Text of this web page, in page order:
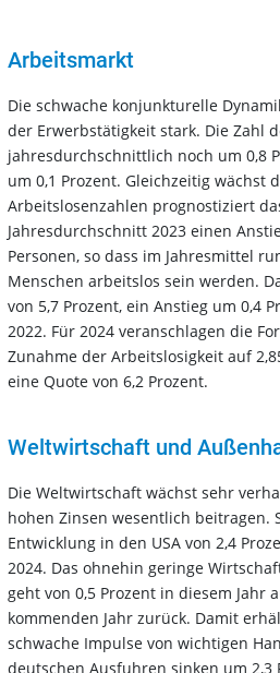
Arbeitsmarkt
Die schwache konjunkturelle
der Erwerbstätigkeit stark. Die Zahl
jahresdurchschnittlich noch um 0,8
um 0,1 Prozent. Gleichzeitig wächst
Arbeitslosenzahlen prognostiziert
Jahresdurchschnitt 2023 einen
Personen, so dass im Jahresmittel
Menschen arbeitslos sein werden.
von 5,7 Prozent, ein Anstieg um 0,4
2022. Für 2024 veranschlagen die
Zunahme der Arbeitslosigkeit auf
eine Quote von 6,2 Prozent.
Weltwirtschaft und
Die Weltwirtschaft wächst sehr
hohen Zinsen wesentlich beitragen.
Entwicklung in den USA von 2,4
2024. Das ohnehin geringe
geht von 0,5 Prozent in diesem Jahr
kommenden Jahr zurück. Damit
schwache Impulse von wichtigen
deutschen Ausfuhren sinken um 2,3